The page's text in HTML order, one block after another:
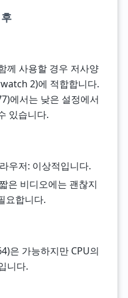
께 사용할 경우 저사양
2)에 적합합니다.
에서는 낮은 설정에서
있습니다.
우저: 이상적입니다.
은 비디오에는 괜찮지
요합니다.
은 가능하지만 CPU의
니다.